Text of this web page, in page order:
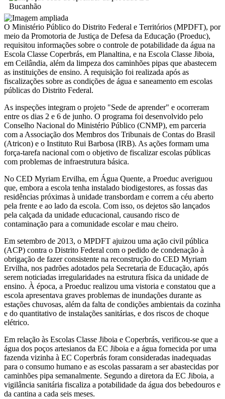
O Ministério Público do Distrito Federal e Territórios (MPDFT), por
meio da Promotoria de Justiça de Defesa da Educação (Proeduc),
requisitou informações sobre o controle de potabilidade da água na
Escola Classe Coperbrás, em Planaltina, e na Escola Classe Jiboia,
em Ceilândia, além da limpeza dos caminhões pipas que abastecem
as instituições de ensino. A requisição foi realizada após as
fiscalizações sobre as condições de água e saneamento em escolas
públicas do Distrito Federal.
As inspeções integram o projeto "Sede de aprender" e ocorreram
entre os dias 2 e 6 de junho. O programa foi desenvolvido pelo
Conselho Nacional do Ministério Público (CNMP), em parceria
com a Associação dos Membros dos Tribunais de Contas do Brasil
(Atricon) e o Instituto Rui Barbosa (IRB). As ações formam uma
força-tarefa nacional com o objetivo de fiscalizar escolas públicas
com problemas de infraestrutura básica.
No CED Myriam Ervilha, em Água Quente, a Proeduc averiguou
que, embora a escola tenha instalado biodigestores, as fossas das
residências próximas à unidade transbordam e correm a céu aberto
pela frente e ao lado da escola. Com isso, os dejetos são lançados
pela calçada da unidade educacional, causando risco de
contaminação para a comunidade escolar e mau cheiro.
Em setembro de 2013, o MPDFT ajuizou uma ação civil pública
(ACP) contra o Distrito Federal com o pedido de condenação à
obrigação de fazer consistente na reconstrução do CED Myriam
Ervilha, nos padrões adotados pela Secretaria de Educação, após
serem noticiadas irregularidades na estrutura física da unidade de
ensino. À época, a Proeduc realizou uma vistoria e constatou que a
escola apresentava graves problemas de inundações durante as
estações chuvosas, além da falta de condições ambientais da cozinha
e do quantitativo de instalações sanitárias, e dos riscos de choque
elétrico.
Em relação às Escolas Classe Jiboia e Coperbrás, verificou-se que a
água dos poços artesianos da EC Jiboia e a água fornecida por uma
fazenda vizinha à EC Coperbrás foram consideradas inadequadas
para o consumo humano e as escolas passaram a ser abastecidas por
caminhões pipa semanalmente. Segundo a diretora da EC Jiboia, a
vigilância sanitária fiscaliza a potabilidade da água dos bebedouros e
da cantina a cada seis meses.